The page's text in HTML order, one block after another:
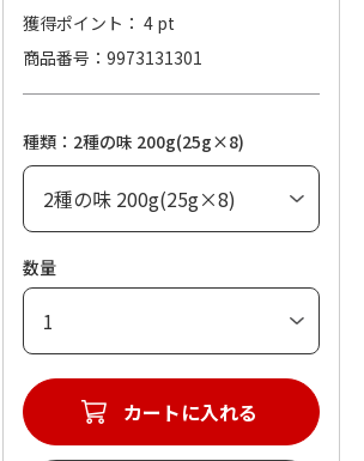
獲得ポイント： 4 pt
商品番号
9973131301
種類：2種の味 200g(25g×8)
数量
カートに入れる